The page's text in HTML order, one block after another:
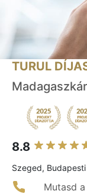
TURUL
8.8
Szeged,
Mutasd